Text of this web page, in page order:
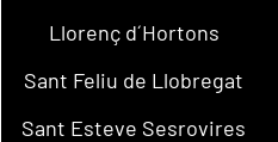
Llorenç d´Hortons
Sant Feliu de Llobregat
Sant Esteve Sesrovires